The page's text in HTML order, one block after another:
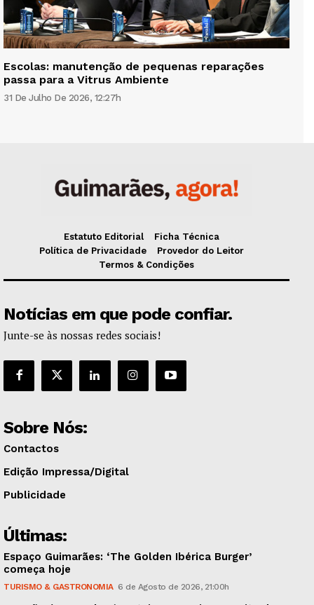
Escolas: manutenção de pequenas reparações
passa para a Vitrus Ambiente
31 De Julho De 2026, 12:27h
Estatuto Editorial
Ficha Técnica
Política de Privacidade
Provedor do Leitor
Termos & Condições
Notícias em que pode confiar.
Junte-se às nossas redes sociais!
Sobre Nós:
Contactos
Edição Impressa/Digital
Publicidade
Últimas:
Espaço Guimarães: ‘The Golden Ibérica Burger’
começa hoje
TURISMO & GASTRONOMIA 6 de Agosto de 2026, 21:00h